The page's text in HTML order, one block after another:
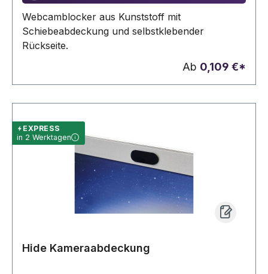
Webcamblocker aus Kunststoff mit
Schiebeabdeckung und selbstklebender
Rückseite.
Ab 0,109 €*
EXPRESS
in 2 Werktagen
Hide Kameraabdeckung